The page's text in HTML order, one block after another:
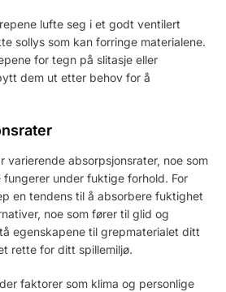
lufte seg i et godt ventilert
sollys som kan forringe materialene.
for tegn på slitasje eller
dem ut etter behov for å
varierende absorpsjonsrater, noe som
under fuktige forhold. For
en tendens til å absorbere fuktighet
noe som fører til glid og
egenskapene til grepmaterialet ditt
rette for ditt spillemiljø.
faktorer som klima og personlige